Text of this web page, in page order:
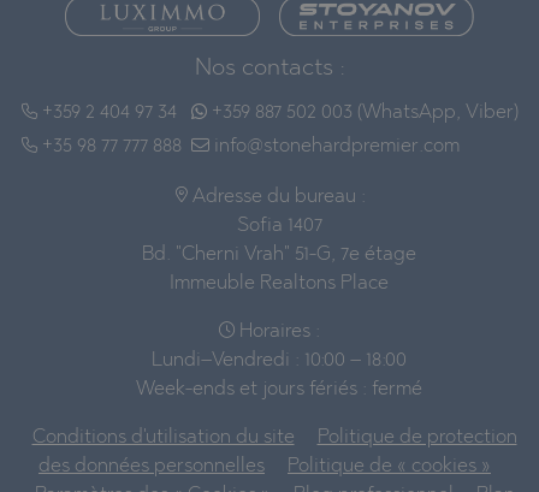
Nos contacts :
+359 2 404 97 34
+35 98 77 777 888
+359 887 502 003 (WhatsApp, Viber)
info@stonehardpremier.com
Adresse du bureau :
Sofia 1407
Bd. "Cherni Vrah" 51-G, 7e étage
Immeuble Realtons Place
Horaires :
Lundi–Vendredi : 10:00 – 18:00
Week-ends et jours fériés : fermé
Conditions d'utilisation du site
Politique de protection
des données personnelles
Politique de « cookies »